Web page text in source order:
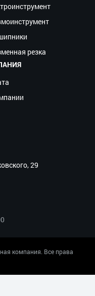
резка
29
компания. Все права